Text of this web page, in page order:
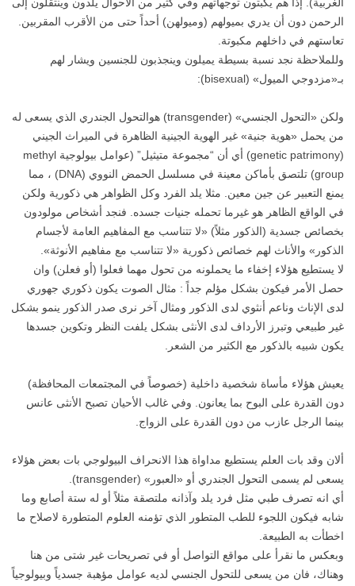
الرحمن دون أن يدري بميولهم (وميولهن) أحداً حتى من الأقرب المقربين.
تعاستهم في داخلهم مكبوتة.
وللملاحظة نجد نسبة بسيطة يميلون وينجذبون للجنسين ويشار لهم
بـ«مزدوجي الميول» (bisexual):
ولكن «التحول الجنسي» (transgender) هوالتحول الجندري الذي يسعى له
من يحمل «هوية جنية» غير الهوية الجينية الظاهرة في الميراث الجيني
(genetic patrimony) أي أن “مجموعة متيثيل” (عوامل بيولوجية methyl
group) تلتصق بأماكن معينة في مسلسل الحمض النووي (DNA) ، مما
يمنع التعبير عن جين معين. مثلا يلد الفرد وكل الظواهر هي ذكورية ولكن
في الواقع الظاهر هو غيرما تحمله جنيات جسده. فنجد أشخاص مولودون
بخصائص جسدية (الذكور مثلاً) «لا تتناسب مع المفاهيم العامة لأجسام
الذكور» والأناث لهم خصائص ذكورية «لا تتناسب مع مفاهيم الأنوثة».
لا يستطيع هؤلاء إخفاء ما يحملونه من تحول مهما فعلوا (أو فعلن) وان
حصل الأمر فيكون بشكل مؤلم جداً : مثال الصوت يكون ذكوري جهوري
لدى الإناث وناعم أنثوي لدى الذكور ومثال آخر نرى صدر الذكور ينمو بشكل
غير طبيعي وتبرز الأرداف لدى الأنثى بشكل يلفت النظر وتكوين جسدها
يكون شبيه بالذكور مع الكثير من الشعر.
يعيش هؤلاء مأساة شخصية داخلية (خصوصاً في المجتمعات المحافظة)
دون القدرة على البوح بما يعانون. وفي غالب الأحيان تصبح الأنثى عانس
بينما الرجل عازب من دون القدرة على الزواج.
ألان وقد بات العلم يستطيع مداواة هذا الانحراف البيولوجي بات بعض هؤلاء
يسعى لم يسمى التحول الجندري أو «العبور» (transgender).
أي انه تصرف طبي مثل فرد يلد وآذانه ملتصقة مثلاً أو له ستة أصابع وما
شابه فيكون اللجوء للطب المتطور الذي تؤمنه العلوم المتطورة لاصلاح ما
اخطأت به الطبيعة.
وبعكس ما نقرأ على مواقع التواصل أو في تصريحات غير شتى من هنا
وهناك، فان من يسعى للتحول الجنسي لديه عوامل مؤهبة جسدياً وبيولوجياً